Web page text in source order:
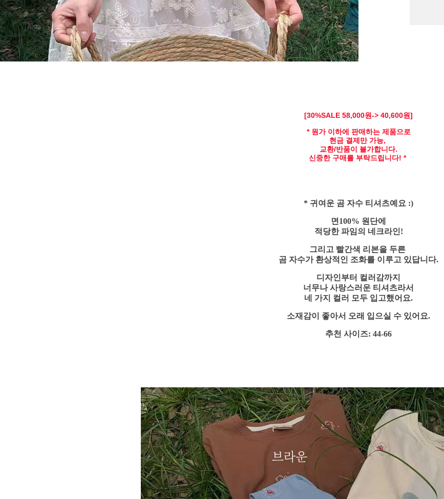
[30%SALE 58,000원-> 40,600원]
* 원가 이하에 판매하는 제품으로
현금 결제만 가능,
교환/반품이 불가합니다.
신중한 구매를 부탁드립니다! *
* 귀여운 곰 자수 티셔츠예요 :)
면100% 원단에
적당한 파임의 네크라인!
그리고 빨간색 리본을 두른
곰 자수가 환상적인 조화를 이루고 있답니다.
디자인부터 컬러감까지
너무나 사랑스러운 티셔츠라서
네 가지 컬러 모두 입고했어요.
소재감이 좋아서 오래 입으실 수 있어요.
추천 사이즈: 44-66